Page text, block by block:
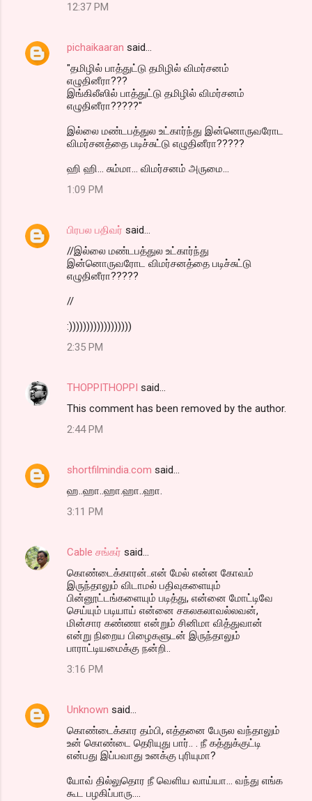
12:37 PM
pichaikaaran said…
"தமிழில் பாத்துட்டு தமிழில் விமர்சனம்
எழுதினீரா???
இங்கிலீஸில் பாத்துட்டு தமிழில் விமர்சனம்
எழுதினீரா?????"
இல்லை மண்டபத்துல உட்கார்ந்து இன்னொருவரோட
விமர்சனத்தை படிச்சுட்டு எழுதினீரா?????
ஹி ஹி... சும்மா... விமர்சனம் அருமை...
1:09 PM
பிரபல பதிவர் said…
//இல்லை மண்டபத்துல உட்கார்ந்து
இன்னொருவரோட விமர்சனத்தை படிச்சுட்டு
எழுதினீரா?????
//
:))))))))))))))))))
2:35 PM
THOPPITHOPPI said…
This comment has been removed by the author.
2:44 PM
shortfilmindia.com said…
ஹ..ஹா..ஹா.ஹா..ஹா.
3:11 PM
Cable சங்கர் said…
கொண்டைக்காரன்..என் மேல் என்ன கோவம்
இருந்தாலும் விடாமல் பதிவுகளையும்
பின்னூட்டங்களையும் படித்து, என்னை மோட்டிவே
செய்யும் படியாய் என்னை சகலகலாவல்லவன்,
மின்சார கண்ணா என்றும் சினிமா வித்துவான்
என்று நிறைய பிழைகளுடன் இருந்தாலும்
பாராட்டியமைக்கு நன்றி..
3:16 PM
Unknown said…
கொண்டைக்கார தம்பி, எத்தனை பேருல வந்தாலும்
உன் கொண்டை தெரியுது பார்.. . நீ கத்துக்குட்டி
என்பது இப்பவாது உனக்கு புரியுமா?
யோவ் தில்லுதொர நீ வெளிய வாய்யா... வந்து எங்க
கூட பழகிப்பாரு....